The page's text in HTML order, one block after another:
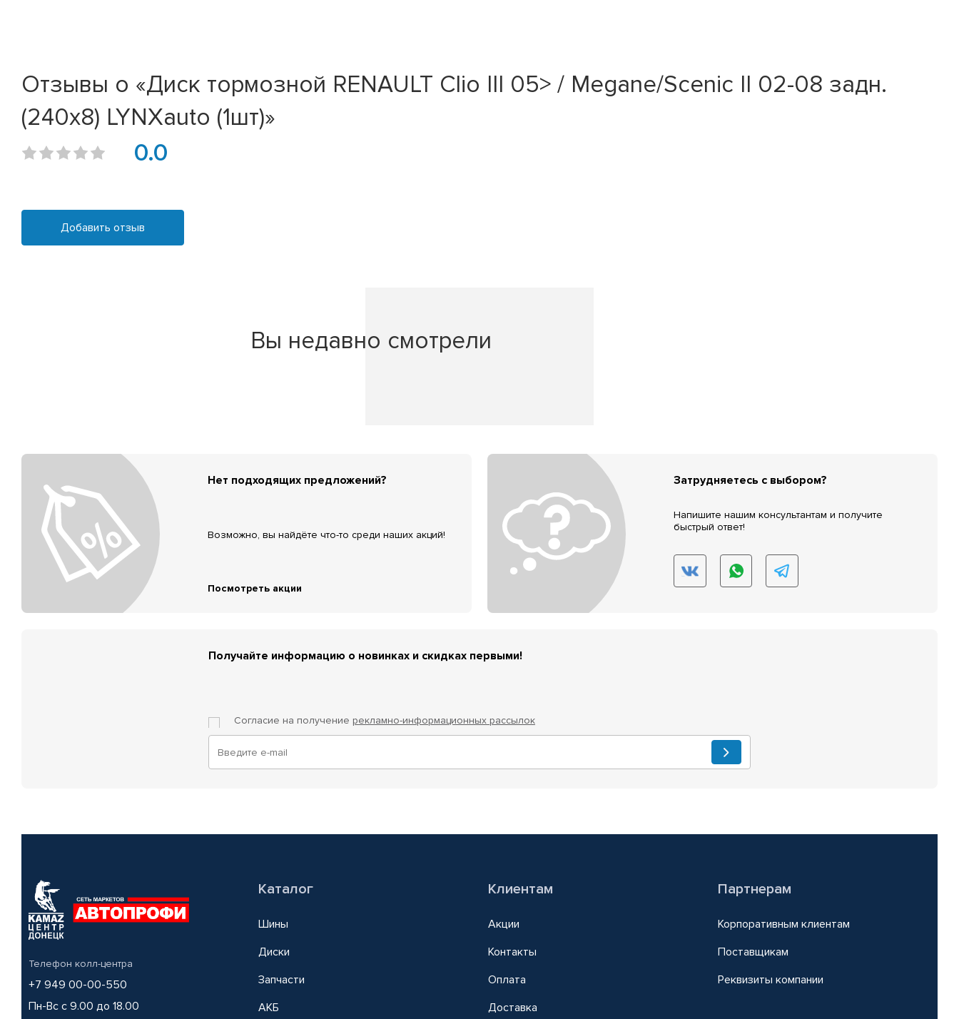
Отзывы о «Диск тормозной RENAULT Clio III 05> / Megane/Scenic II 02-08 задн.
(240x8) LYNXauto (1шт)»
0.0
Добавить отзыв
Вы недавно смотрели
Нет подходящих предложений?
Возможно, вы найдёте что-то среди наших акций!
Посмотреть акции
Затрудняетесь с выбором?
Напишите нашим консультантам и получите
быстрый ответ!
Получайте информацию о новинках и скидках первыми!
Согласие на получение рекламно-информационных рассылок
Телефон колл-центра
+7 949 00-00-550
Пн-Вс с 9.00 до 18.00
Каталог
Шины
Диски
Запчасти
АКБ
Клиентам
Акции
Контакты
Оплата
Доставка
Партнерам
Корпоративным клиентам
Поставщикам
Реквизиты компании